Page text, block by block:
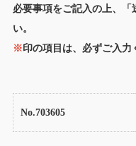
必要事項をご記入の上、
い。
※印の項目は、必ずご入力
No.703605